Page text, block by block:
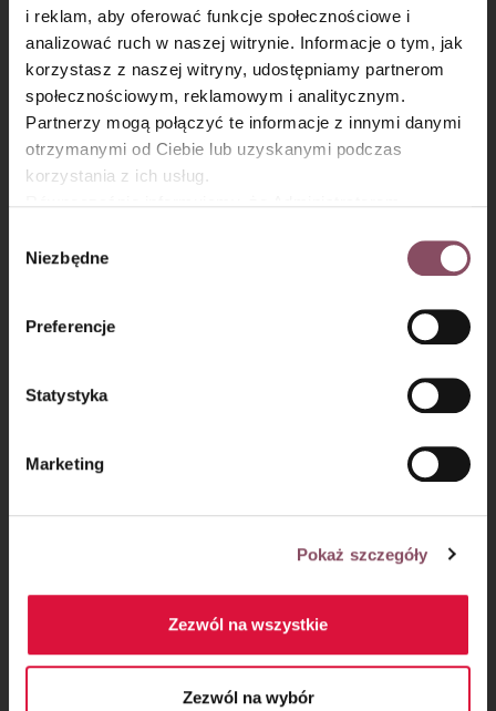
i reklam, aby oferować funkcje społecznościowe i
analizować ruch w naszej witrynie. Informacje o tym, jak
korzystasz z naszej witryny, udostępniamy partnerom
społecznościowym, reklamowym i analitycznym.
Partnerzy mogą połączyć te informacje z innymi danymi
otrzymanymi od Ciebie lub uzyskanymi podczas
korzystania z ich usług.
Gdańsk (80-339) adres: Dickmana 14/15 więcej
informacji o przetwarzaniu danych osobowych oraz
Polityce
prywatności.
zgody
Niezbędne
Preferencje
Statystyka
Marketing
Pokaż szczegóły
Zezwól na wszystkie
Zezwól na wybór
Do osobnej miski wlej mleko, dodaj ekstrakt pomarańczowy
×